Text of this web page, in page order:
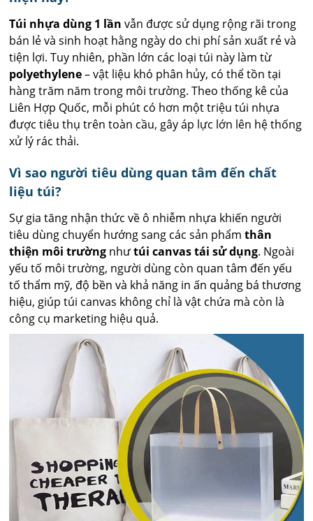
Túi nhựa dùng 1 lần vẫn được sử dụng rộng rãi trong
bán lẻ và sinh hoạt hằng ngày do chi phí sản xuất rẻ và
tiện lợi. Tuy nhiên, phần lớn các loại túi này làm từ
polyethylene– vật liệu khó phân hủy, có thể tồn tại
hàng trăm năm trong môi trường. Theo thống kê của
Liên Hợp Quốc, mỗi phút có hơn một triệu túi nhựa
được tiêu thụ trên toàn cầu, gây áp lực lớn lên hệ thống
xử lý rác thải.
Vì sao người tiêu dùng quan tâm đến chất
liệu túi?
Sự gia tăng nhận thức về ô nhiễm nhựa khiến người
tiêu dùng chuyển hướng sang các sản phẩmthân
thiện môi trường nhưtúi canvas tái sử dụng. Ngoài
yếu tố môi trường, người dùng còn quan tâm đến yếu
tố thẩm mỹ, độ bền và khả năng in ấn quảng bá thương
hiệu, giúp túi canvas không chỉ là vật chứa mà còn là
công cụ marketing hiệu quả.